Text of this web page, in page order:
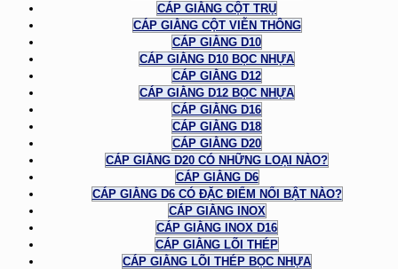
CÁP GIẰNG CỘT TRỤ
CÁP GIẰNG CỘT VIỄN THÔNG
CÁP GIẰNG D10
CÁP GIẰNG D10 BỌC NHỰA
CÁP GIẰNG D12
CÁP GIẰNG D12 BỌC NHỰA
CÁP GIẰNG D16
CÁP GIẰNG D18
CÁP GIẰNG D20
CÁP GIẰNG D20 CÓ NHỮNG LOẠI NÀO?
CÁP GIẰNG D6
CÁP GIẰNG D6 CÓ ĐẶC ĐIỂM NỔI BẬT NÀO?
CÁP GIẰNG INOX
CÁP GIẰNG INOX D16
CÁP GIẰNG LÕI THÉP
CÁP GIẰNG LÕI THÉP BỌC NHỰA